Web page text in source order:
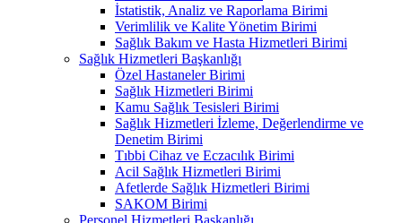
İstatistik, Analiz ve Raporlama Birimi
Verimlilik ve Kalite Yönetim Birimi
Sağlık Bakım ve Hasta Hizmetleri Birimi
Sağlık Hizmetleri Başkanlığı
Özel Hastaneler Birimi
Sağlık Hizmetleri Birimi
Kamu Sağlık Tesisleri Birimi
Sağlık Hizmetleri İzleme, Değerlendirme ve
Denetim Birimi
Tıbbi Cihaz ve Eczacılık Birimi
Acil Sağlık Hizmetleri Birimi
Afetlerde Sağlık Hizmetleri Birimi
SAKOM Birimi
Personel Hizmetleri Başkanlığı